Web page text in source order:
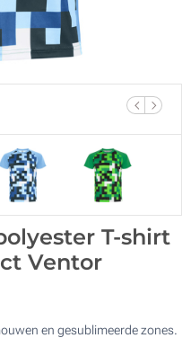
T-shirt
Ventor
en gesublimeerde zones.